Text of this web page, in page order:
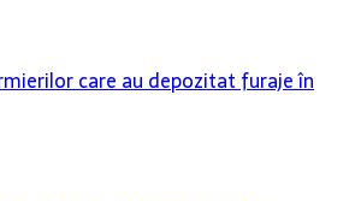
care au depozitat furaje în